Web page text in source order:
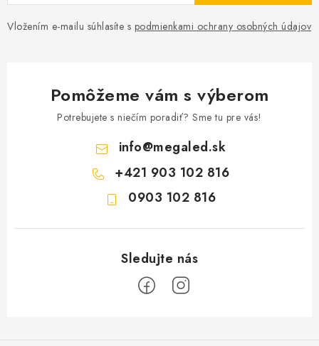
Vložením e-mailu súhlasíte s podmienkami ochrany osobných údajov
Pomôžeme vám s výberom
Potrebujete s niečím poradiť? Sme tu pre vás!
info@megaled.sk
+421 903 102 816
0903 102 816